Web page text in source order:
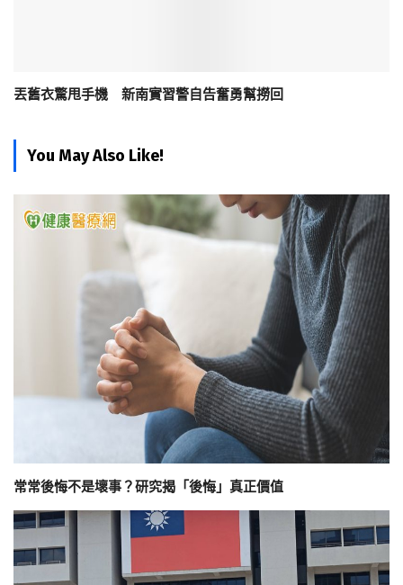
丟舊衣驚甩手機 新南實習警自告奮勇幫撈回
You May Also Like!
常常後悔不是壞事？研究揭「後悔」真正價值